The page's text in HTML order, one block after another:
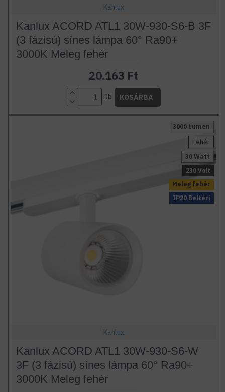
Kanlux
Kanlux ACORD ATL1 30W-930-S6-B 3F
(3 fázisú) sínes lámpa 60° Ra90+
3000K Meleg fehér
20.163 Ft
Db KOSÁRBA
Meleg fehér
3000 Lumen
IP20 Beltéri
Fehér
30 Watt
230 Volt
Kanlux
Kanlux ACORD ATL1 30W-930-S6-W
3F (3 fázisú) sínes lámpa 60° Ra90+
3000K Meleg fehér